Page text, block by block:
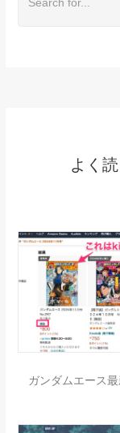
よく
ガンダムエース